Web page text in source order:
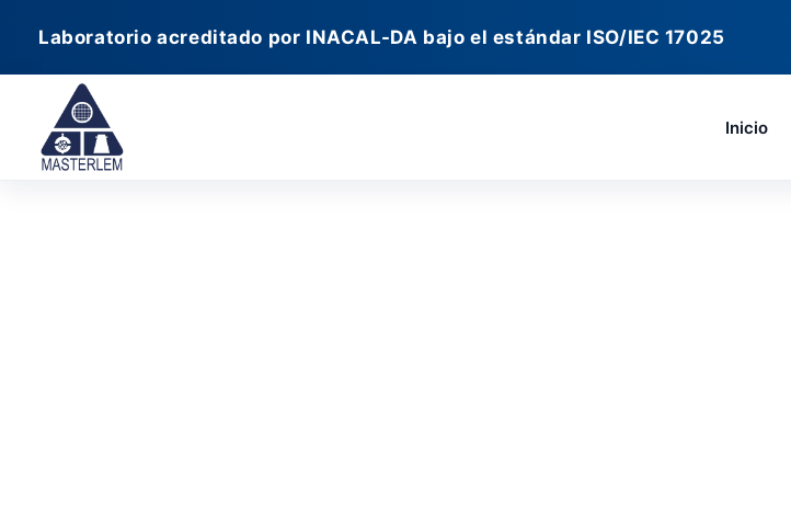
contenido
Laboratorio acreditado por INACAL-DA bajo el estándar ISO/IEC 17025
Inicio